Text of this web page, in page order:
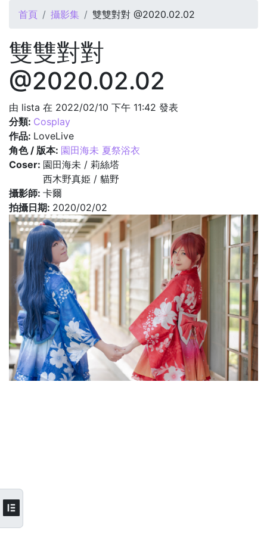
您在這裡
首頁 攝影集 雙雙對對 @2020.02.02
雙雙對對
@2020.02.02
由 lista 在 2022/02/10 下午 11:42 發表
分類: Cosplay
作品: LoveLive
角色 / 版本: 園田海未 夏祭浴衣
Coser: 園田海未 / 莉絲塔
西木野真姫 / 貓野
攝影師: 卡爾
拍攝日期: 2020/02/02